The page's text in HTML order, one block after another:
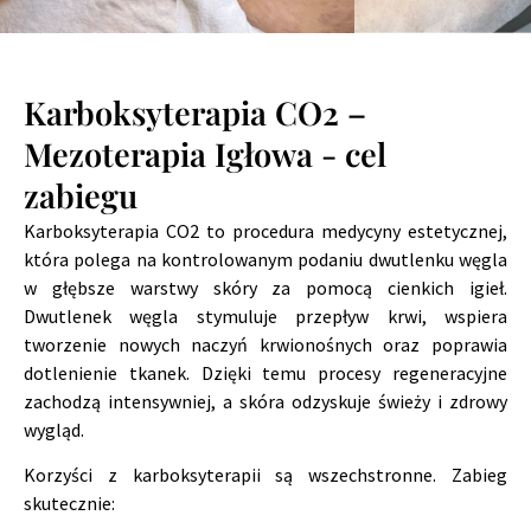
Karboksyterapia CO2 –
Mezoterapia Igłowa - cel
zabiegu
Karboksyterapia CO2 to procedura medycyny estetycznej,
która polega na kontrolowanym podaniu dwutlenku węgla
w głębsze warstwy skóry za pomocą cienkich igieł.
Dwutlenek węgla stymuluje przepływ krwi, wspiera
tworzenie nowych naczyń krwionośnych oraz poprawia
dotlenienie tkanek. Dzięki temu procesy regeneracyjne
zachodzą intensywniej, a skóra odzyskuje świeży i zdrowy
wygląd.
Korzyści z karboksyterapii są wszechstronne. Zabieg
skutecznie: